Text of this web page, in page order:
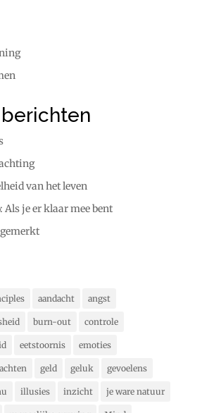
van het leven
Als je er klaar mee bent
aandacht angst
burn-out controle
eetstoornis emoties
geld geluk gevoelens
illusies inzicht je ware natuur